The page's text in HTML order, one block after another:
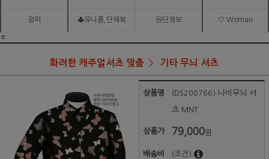
점퍼 ♣유니폼,단체복 원단정보 ♡ Woman
ㅌ
화려한 캐주얼셔츠 맞춤 기타 무늬 셔츠
상품명 (DS200766) 나비무늬 셔
츠 MNT
상품가 79,000원
배송비 (조건)